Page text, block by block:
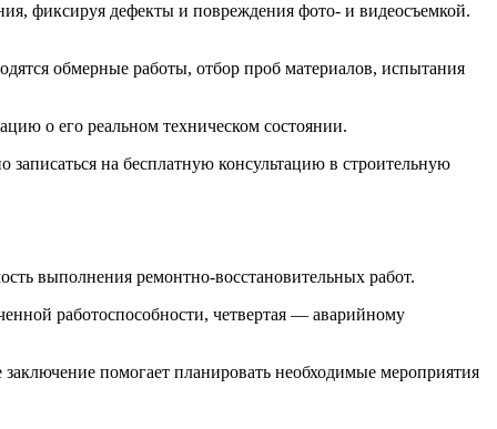
фиксируя дефекты и повреждения фото- и видеосъемкой.
обмерные работы, отбор проб материалов, испытания
о его реальном техническом состоянии.
записаться на бесплатную консультацию в строительную
выполнения ремонтно-восстановительных работ.
работоспособности, четвертая — аварийному
помогает планировать необходимые мероприятия